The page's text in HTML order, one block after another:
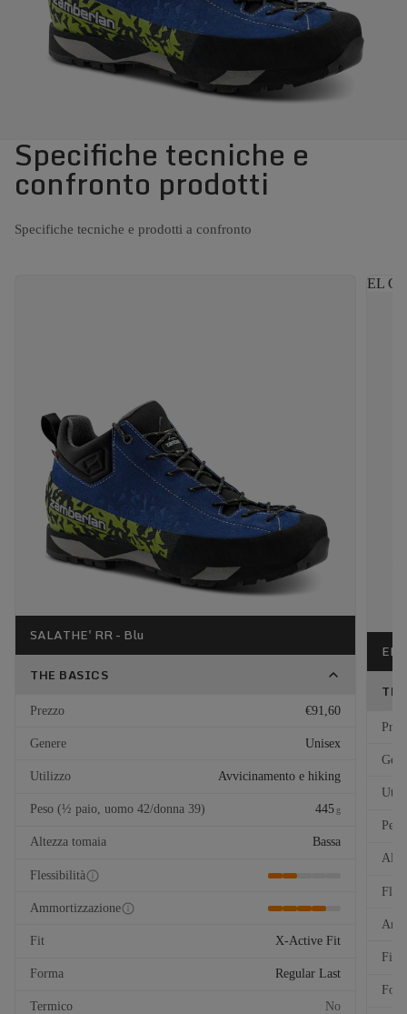
Specifiche tecniche e
confronto prodotti
Specifiche tecniche e prodotti a confronto
SALATHE' RR - Blu
THE BASICS
Prezzo €91,60
Genere Unisex
Utilizzo Avvicinamento e hiking
Peso (½ paio, uomo 42/donna 39) 445 g
Altezza tomaia Bassa
Flessibilità
Ammortizzazione
Fit X-Active Fit
Forma Regular Last
Termico No
EL
EL
Fit